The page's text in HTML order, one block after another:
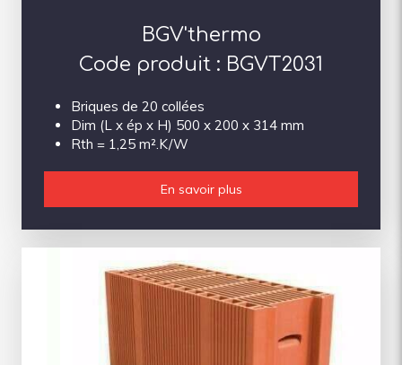
BGV'thermo
Code produit : BGVT2031
Briques de 20 collées
Dim (L x ép x H) 500 x 200 x 314 mm
Rth = 1,25 m².K/W
En savoir plus